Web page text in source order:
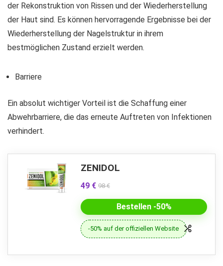
der Rekonstruktion von Rissen und der Wiederherstellung
der Haut sind. Es können hervorragende Ergebnisse bei der
Wiederherstellung der Nagelstruktur in ihrem
bestmöglichen Zustand erzielt werden.
Barriere
Ein absolut wichtiger Vorteil ist die Schaffung einer
Abwehrbarriere, die das erneute Auftreten von Infektionen
verhindert.
ZENIDOL
49 € 98 €
Bestellen -50%
-50% auf der offiziellen Website